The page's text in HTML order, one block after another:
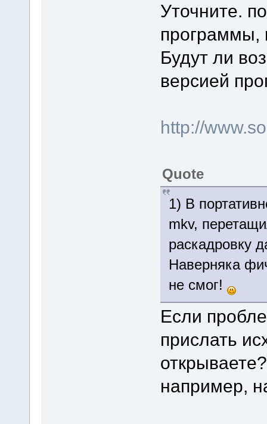
Уточните.
программы,
Будут ли
версией
http://
Quote
1) В
mkv,
раскадровку
Наверняка
не смог!
Если
прислать
например,